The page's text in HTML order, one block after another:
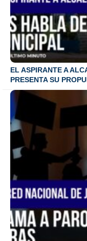
EL ASPIRANTE A
PRESENTA SU